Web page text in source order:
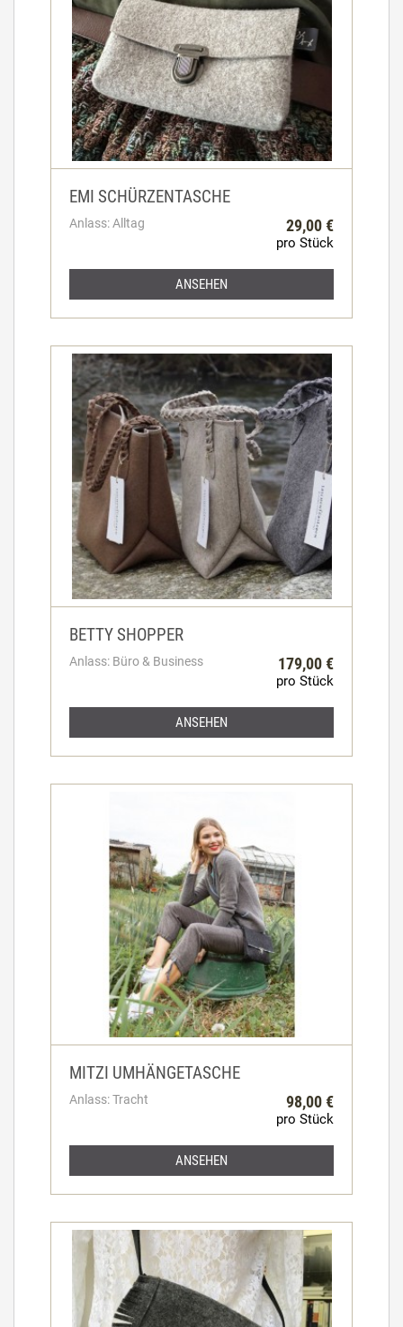
EMI SCHÜRZENTASCHE
Anlass: Alltag 29,00 €
pro Stück
ANSEHEN
BETTY SHOPPER
Anlass: Büro & Business 179,00 €
pro Stück
ANSEHEN
MITZI UMHÄNGETASCHE
Anlass: Tracht 98,00 €
pro Stück
ANSEHEN